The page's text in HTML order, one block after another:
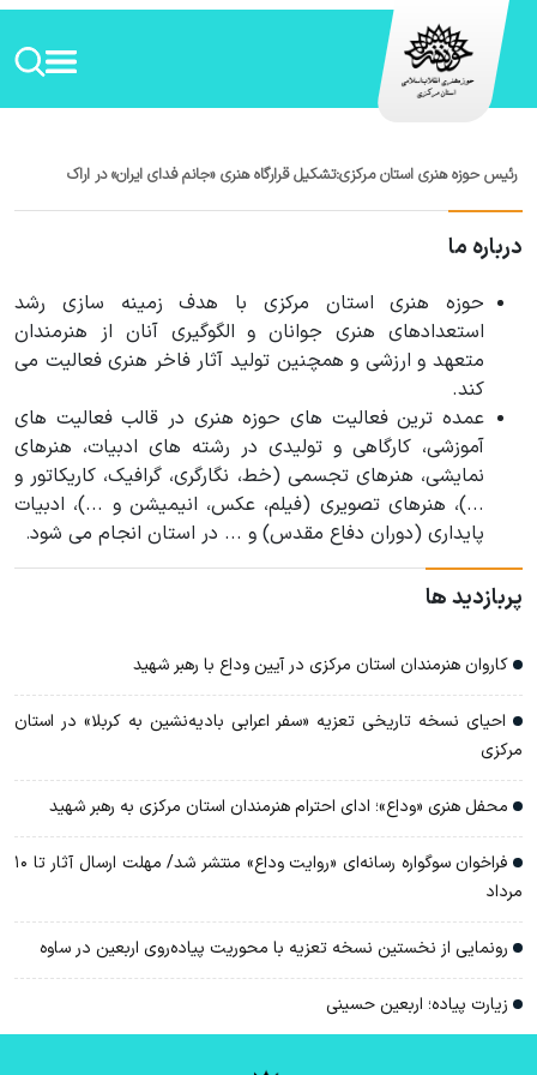
رئیس حوزه هنری استان مرکزی:تشکیل قرارگاه هنری «جانم فدای ایران» در اراک
درباره ما
حوزه هنری استان مرکزی با هدف زمینه سازی رشد
استعدادهای هنری جوانان و الگوگیری آنان از هنرمندان
متعهد و ارزشی و همچنین تولید آثار فاخر هنری فعالیت می
کند.
عمده ترین فعالیت های حوزه هنری در قالب فعالیت های
آموزشی، کارگاهی و تولیدی در رشته های ادبیات، هنرهای
نمایشی، هنرهای تجسمی (خط، نگارگری، گرافیک، کاریکاتور و
...)، هنرهای تصویری (فیلم، عکس، انیمیشن و ...)، ادبیات
پایداری (دوران دفاع مقدس) و ... در استان انجام می شود.
پربازدید ها
کاروان هنرمندان استان مرکزی در آیین وداع با رهبر شهید
احیای نسخه‌ تاریخی تعزیه «سفر اعرابی بادیه‌نشین به کربلا» در استان
مرکزی
محفل هنری «وداع»؛ ادای احترام هنرمندان استان مرکزی به رهبر شهید
فراخوان سوگواره رسانه‌ای «روایت وداع» منتشر شد/ مهلت ارسال آثار تا ۱۰
مرداد
رونمایی از نخستین نسخه تعزیه با محوریت پیاده‌روی اربعین در ساوه
زیارت پیاده؛ اربعین حسینی